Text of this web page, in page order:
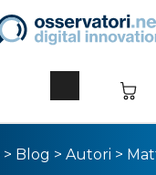
> Blog > Autori >